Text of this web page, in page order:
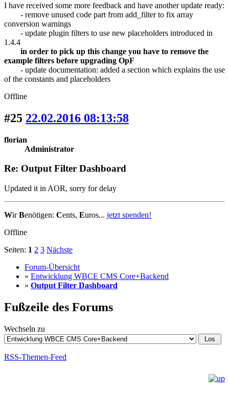
I have received some more feedback and have another update ready:
- remove unused code part from add_filter to fix array
conversion warnings
- update plugin filters to use new placeholders introduced in
1.4.4
in order to pick up this change you have to remove the
example filters before upgrading OpF
- update documentation: added a section which explains the use
of the constants and placeholders
Offline
#25 22.02.2016 08:13:58
florian
Administrator
Re: Output Filter Dashboard
Updated it in AOR, sorry for delay
WirBenötigen: Cents, Euros... jetzt spenden!
Offline
Seiten: 1 2 3 Nächste
Forum-Übersicht
» Entwicklung WBCE CMS Core+Backend
» Output Filter Dashboard
Fußzeile des Forums
Wechseln zu
RSS-Themen-Feed